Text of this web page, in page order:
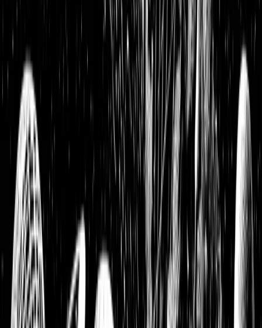
Lindt & Sprüngli Aktienanalyse: Schweizer Qualität und ein
Burggraben aus Schokolade